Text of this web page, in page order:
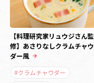
【料理研究家リュウジさん監
修】あさりなしクラムチャウ
ダー風
#クラムチャウダー